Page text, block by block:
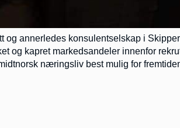
annerledes konsulentselskap i
og kapret markedsandeler innenfor
næringsliv best mulig for